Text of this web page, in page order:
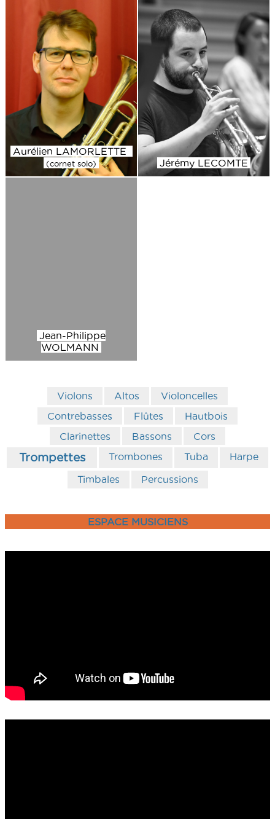
Aurélien LAMORLETTE
(cornet solo) Jérémy LECOMTE
Jean-Philippe
WOLMANN
Violons Altos
Violoncelles
Contrebasses
Flûtes
Hautbois
Clarinettes
Bassons Cors
Trompettes Trombones Tuba Harpe
Timbales Percussions
ESPACE MUSICIENS